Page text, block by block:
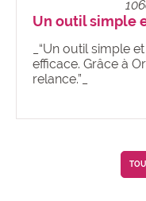
Un outil simple
_“Un outil simple
efficace. Grâce à
relance.”_